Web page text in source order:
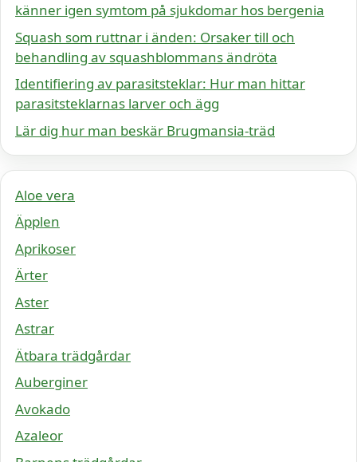
känner igen symtom på sjukdomar hos bergenia
Squash som ruttnar i änden: Orsaker till och
behandling av squashblommans ändröta
Identifiering av parasitsteklar: Hur man hittar
parasitsteklarnas larver och ägg
Lär dig hur man beskär Brugmansia-träd
Aloe vera
Äpplen
Aprikoser
Ärter
Aster
Astrar
Ätbara trädgårdar
Auberginer
Avokado
Azaleor